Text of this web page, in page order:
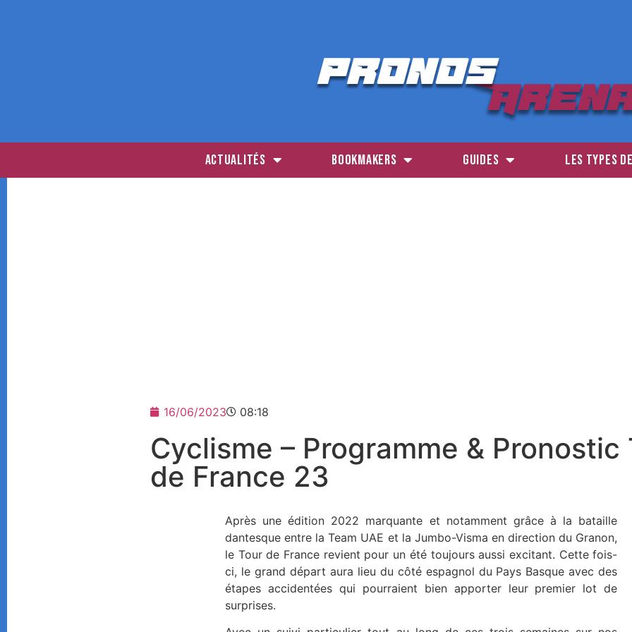
ACTUALITÉS BOOKMAKERS GUIDES LES TYPES
16/06/2023 08:18
Cyclisme – Programme & Pronostic
de France 23
Après une édition 2022 marquante et notamment grâce à la bataille
dantesque entre la Team UAE et la Jumbo-Visma en direction du Granon,
le Tour de France revient pour un été toujours aussi excitant. Cette fois-
ci, le grand départ aura lieu du côté espagnol du Pays Basque avec des
étapes accidentées qui pourraient bien apporter leur premier lot de
surprises.